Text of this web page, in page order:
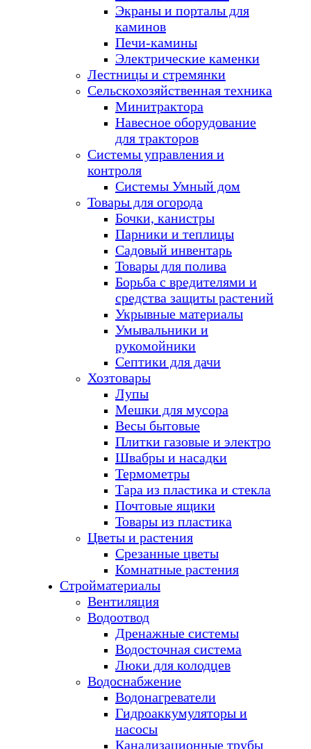
Экраны и порталы для
каминов
Печи-камины
Электрические каменки
Лестницы и стремянки
Сельскохозяйственная техника
Минитрактора
Навесное оборудование
для тракторов
Системы управления и
контроля
Системы Умный дом
Товары для огорода
Бочки, канистры
Парники и теплицы
Садовый инвентарь
Товары для полива
Борьба с вредителями и
средства защиты растений
Укрывные материалы
Умывальники и
рукомойники
Септики для дачи
Хозтовары
Лупы
Мешки для мусора
Весы бытовые
Плитки газовые и электро
Швабры и насадки
Термометры
Тара из пластика и стекла
Почтовые ящики
Товары из пластика
Цветы и растения
Срезанные цветы
Комнатные растения
Стройматериалы
Вентиляция
Водоотвод
Дренажные системы
Водосточная система
Люки для колодцев
Водоснабжение
Водонагреватели
Гидроаккумуляторы и
насосы
Канализационные трубы